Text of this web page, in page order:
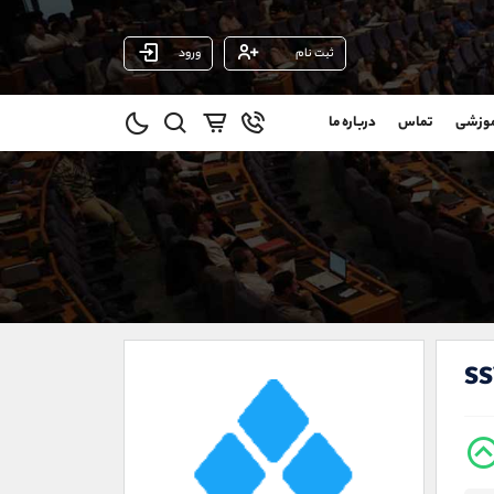
ثبت نام ورود
تماس درباره ما
(ایمان پوراسماعیلی)
09927779040
واتساپ شروع گفتگو
تلگرام @Armteam_admin_por
021-22021030
021-22021040
@alireza.mehrabii
@alirezamehrabi_com
@alirezamehrabi_official